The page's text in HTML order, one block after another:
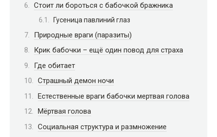
Стоит ли бороться с бабочкой бражника
Гусеница павлиний глаз
Природные враги (паразиты)
Крик бабочки – ещё один повод для страха
Где обитает
Страшный демон ночи
Естественные враги бабочки мертвая голова
Мёртвая голова
Социальная структура и размножение